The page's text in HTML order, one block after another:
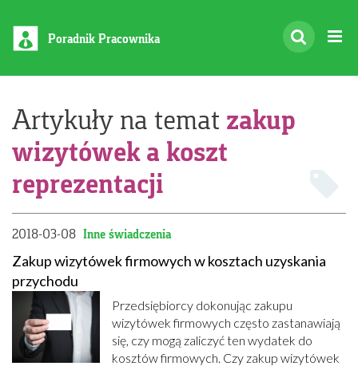
Poradnik Pracownika
Artykuły na temat zakup
wizytówek a koszt
reprezentacji
2018-03-08 Inne świadczenia
Zakup wizytówek firmowych w kosztach uzyskania
przychodu
Przedsiębiorcy dokonując zakupu
wizytówek firmowych często zastanawiają
się, czy mogą zaliczyć ten wydatek do
kosztów firmowych. Czy zakup wizytówek